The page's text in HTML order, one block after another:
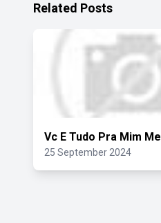
Related Posts
Vc E Tudo Pra Mim
25 September 2024